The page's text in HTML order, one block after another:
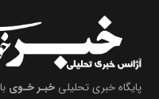
پایگاه خبری تحلیلی خبـر خـوی